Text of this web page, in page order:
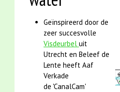
Geïnspireerd door de
zeer succesvolle
Visdeurbel uit
Utrecht en Beleef de
Lente heeft Aaf
Verkade
de 'CanalCam'